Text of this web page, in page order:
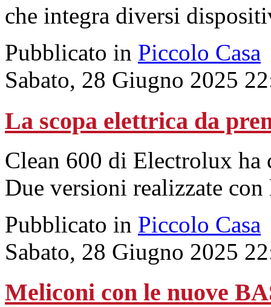
che integra diversi
Pubblicato in Piccolo Casa
Sabato, 28 Giugno 2025
La scopa elettrica da
Clean 600 di Electrolux
Due versioni realizzate
Pubblicato in Piccolo Casa
Sabato, 28 Giugno 2025
Meliconi con le nuove